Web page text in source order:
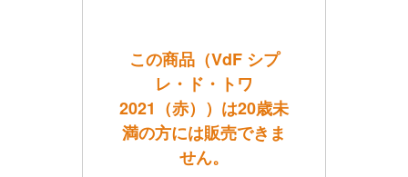
この商品（VdF シプ
レ・ド・トワ
2021（赤））は20歳未
満の方には販売できま
せん。